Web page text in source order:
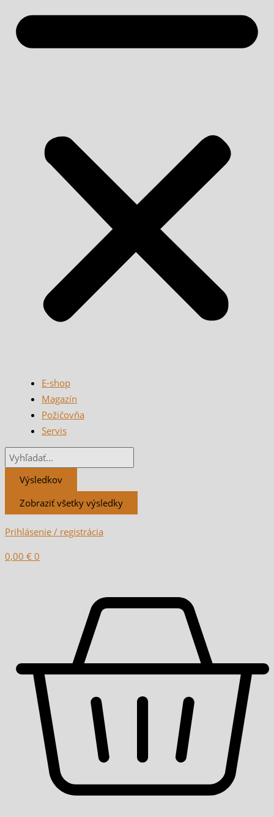
E-shop
Magazín
Požičovňa
Servis
Výsledkov
Zobraziť všetky výsledky
Prihlásenie / registrácia
0,00 € 0